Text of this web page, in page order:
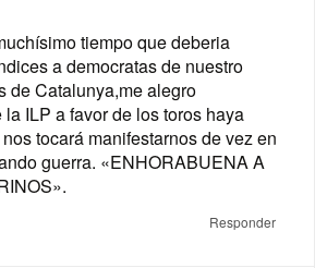
tiempo que deberia
a democratas de nuestro
de Catalunya,me alegro
ILP a favor de los toros haya
tocará manifestarnos de vez en
guerra. «ENHORABUENA A
Responder